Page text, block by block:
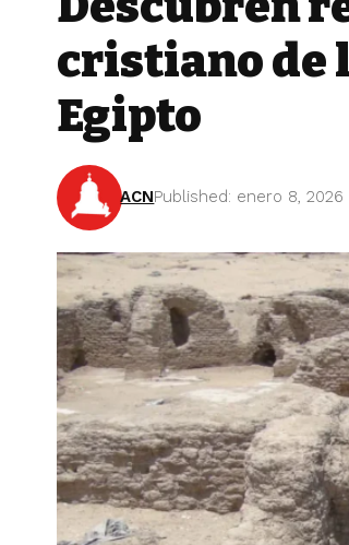
cristiano de
Egipto
ACNPublished: enero 8, 2026